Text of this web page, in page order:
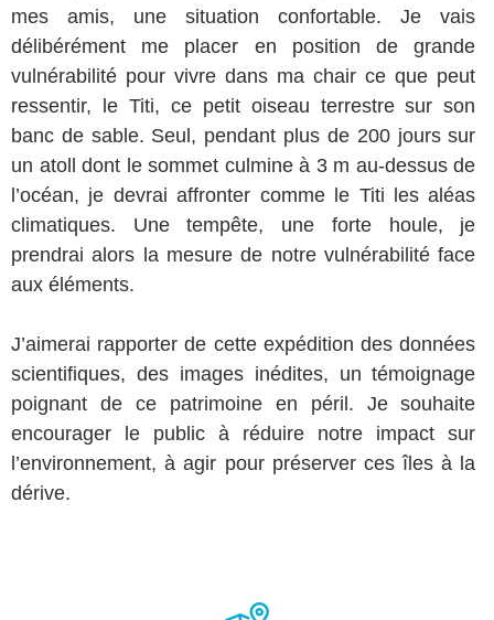
mes amis, une situation confortable. Je vais
délibérément me placer en position de grande
vulnérabilité pour vivre dans ma chair ce que peut
ressentir, le Titi, ce petit oiseau terrestre sur son
banc de sable. Seul, pendant plus de 200 jours sur
un atoll dont le sommet culmine à 3 m au-dessus de
l’océan, je devrai affronter comme le Titi les aléas
climatiques. Une tempête, une forte houle, je
prendrai alors la mesure de notre vulnérabilité face
aux éléments.
J’aimerai rapporter de cette expédition des données
scientifiques, des images inédites, un témoignage
poignant de ce patrimoine en péril. Je souhaite
encourager le public à réduire notre impact sur
l’environnement, à agir pour préserver ces îles à la
dérive.